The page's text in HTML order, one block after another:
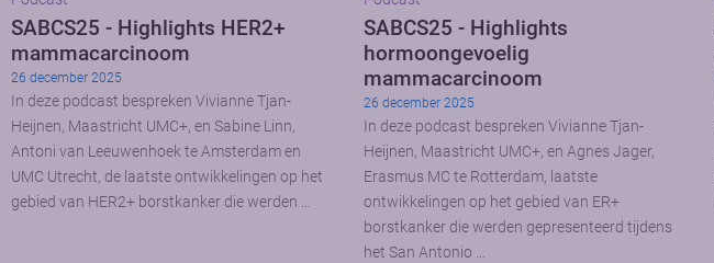
SABCS25 - Highlights HER2+
mammacarcinoom
26 december 2025
In deze podcast bespreken Vivianne Tjan-
Heijnen, Maastricht UMC+, en Sabine Linn,
Antoni van Leeuwenhoek te Amsterdam en
UMC Utrecht, de laatste ontwikkelingen op het
gebied van HER2+ borstkanker die werden …
SABCS25 - Highlights
hormoongevoelig
mammacarcinoom
26 december 2025
In deze podcast bespreken Vivianne Tjan-
Heijnen, Maastricht UMC+, en Agnes Jager,
Erasmus MC te Rotterdam, laatste
ontwikkelingen op het gebied van ER+
borstkanker die werden gepresenteerd tijdens
het San Antonio …